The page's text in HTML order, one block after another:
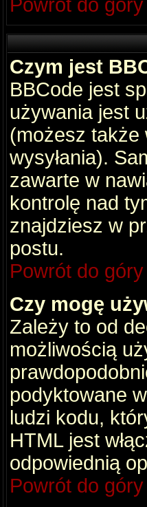
Powrót do góry
Czym jest
BBCode jest
używania jest
(możesz także
wysyłania).
zawarte w
kontrolę nad
znajdziesz w
postu.
Powrót do góry
Czy mogę
Zależy to od
możliwością
podyktowane
ludzi kodu,
HTML jest
odpowiednią
Powrót do góry